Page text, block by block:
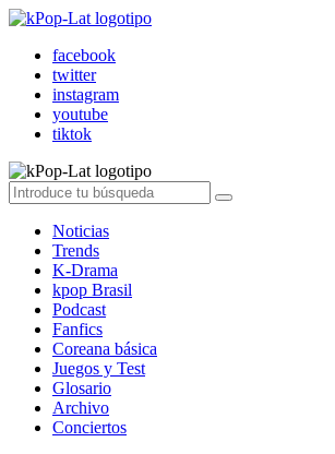
facebook
twitter
instagram
youtube
tiktok
Noticias
Trends
K-Drama
kpop Brasil
Podcast
Fanfics
Coreana básica
Juegos y Test
Glosario
Archivo
Conciertos